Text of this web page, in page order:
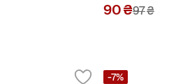
90₴97₴
-7%